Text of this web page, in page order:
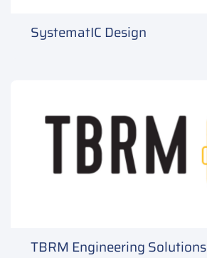
SystematIC Design
TBRM Engineering Solutions